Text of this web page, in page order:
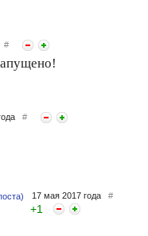
#
#
17 мая 2017 года #
+1